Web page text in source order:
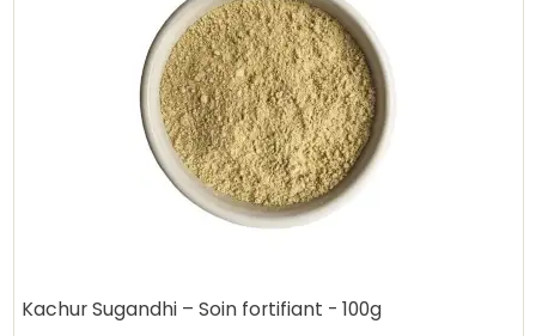
Kachur Sugandhi – Soin fortifiant - 100g